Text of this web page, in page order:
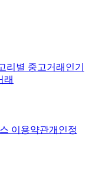
리별 중고거래 인기
래
이용약관개인정